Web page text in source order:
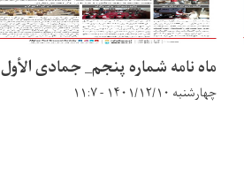
ماه نامه شماره پنجم_ جمادی الأول
چهارشنبه ۱۴۰۱/۱۲/۱۰ - ۱۱:۷